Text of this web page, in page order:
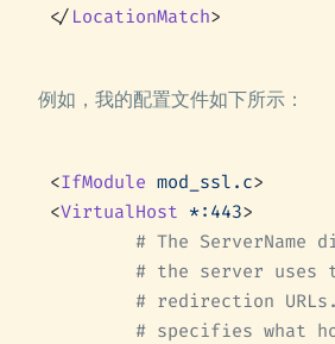
</ LocationMatch>
例如，我的配置文件如下所示：
<IfModule mod_ssl.c>
<VirtualHost *:443>
# The ServerName
# the server uses
# redirection
# specifies what